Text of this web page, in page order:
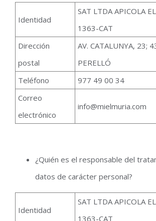
Identidad
SAT LTDA APICOLA
1363-CAT
Dirección
postal
AV. CATALUNYA, 23;
PERELLÓ
Teléfono
977 49 00 34
Correo
electrónico
info@mielmuria.com
¿Quién es el responsable del
datos de carácter personal?
Identidad
SAT LTDA APICOLA
1363-CAT